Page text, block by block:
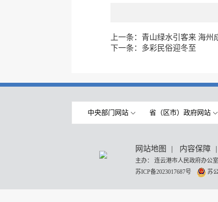
上一条： 青山绿水引客来 海州
下一条： 多彩民俗迎冬至
中央部门网站 省（区市）政府网站
网站地图 | 内容保障 |
主办： 连云港市人民政府办
苏ICP备2023017687号
苏